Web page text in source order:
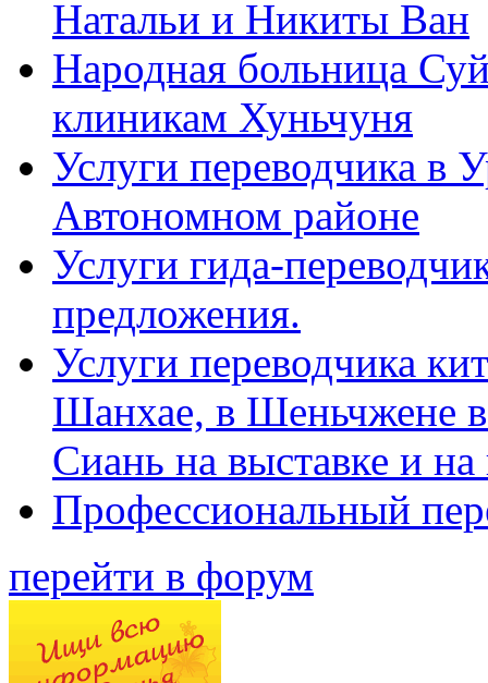
Натальи и Никиты Ван
Народная больница
клиникам Хуньчуня
Услуги переводчика в
Автономном районе
Услуги гида-
предложения.
Услуги переводчика
Шанхае, в Шеньчжене
Сиань на выставке и
Профессиональный
перейти в форум